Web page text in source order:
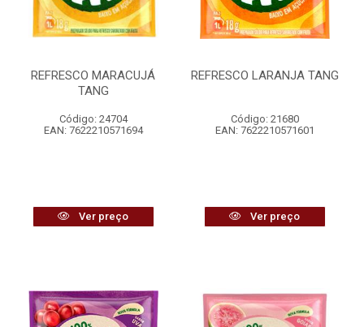
REFRESCO MARACUJÁ
TANG
Código: 24704
EAN: 7622210571694
Ver preço
REFRESCO LARANJA TANG
Código: 21680
EAN: 7622210571601
Ver preço